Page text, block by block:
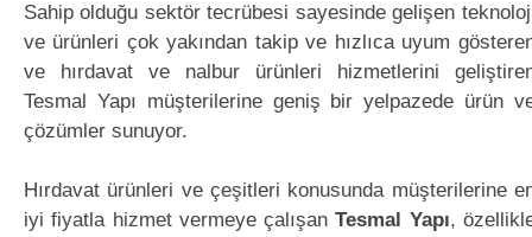
Sahip olduğu sektör tecrübesi sayesinde gelişen
ve ürünleri çok yakından takip ve hızlıca uyum
ve hırdavat ve nalbur ürünleri hizmetlerini
Tesmal Yapı müşterilerine geniş bir yelpazede ürün
çözümler sunuyor.
Hırdavat ürünleri ve çeşitleri konusunda müşterilerine
iyi fiyatla hizmet vermeye çalışanTesmal Yapı,